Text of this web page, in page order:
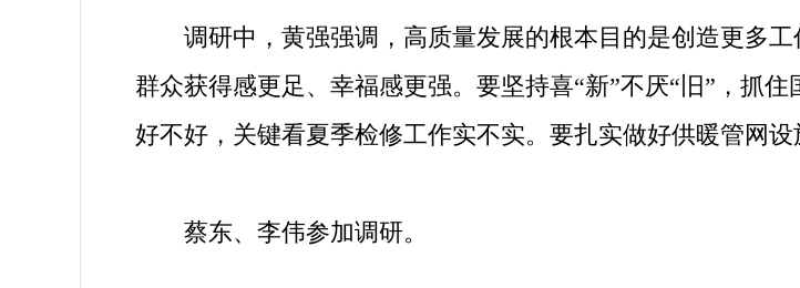
调研中，黄强强调，高质量发展的根本目的是创造更多工
群众获得感更足、幸福感更强。要坚持喜“新”不厌“旧”，抓
好不好，关键看夏季检修工作实不实。要扎实做好供暖管网设
蔡东、李伟参加调研。